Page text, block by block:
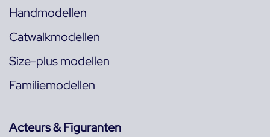
Handmodellen
Catwalkmodellen
Size-plus modellen
Familiemodellen
Acteurs & Figuranten